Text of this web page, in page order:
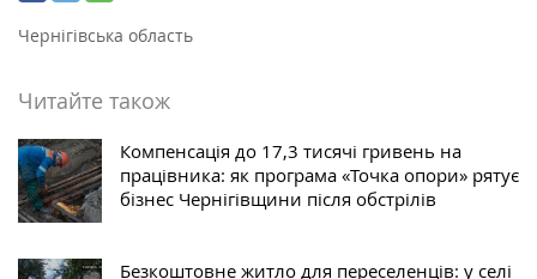
Чернігівська область
Читайте також
Компенсація до 17,3 тисячі гривень на
працівника: як програма «Точка опори» рятує
бізнес Чернігівщини після обстрілів
Безкоштовне житло для переселенців: у селі